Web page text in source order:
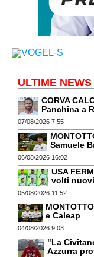
ULTIME
CORVA
Panchina a
07/08/2026 7:55
Samuele
06/08/2026 16:02
USA
volti nuovi
05/08/2026 11:52
e Caleap
04/08/2026 9:03
"La
Azzurra